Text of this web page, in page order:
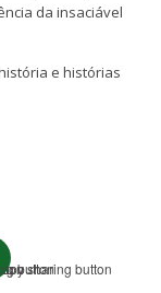
da insaciável
e histórias